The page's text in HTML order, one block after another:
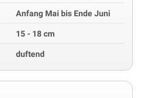
Anfang Mai bis Ende Juni
15 - 18 cm
duftend